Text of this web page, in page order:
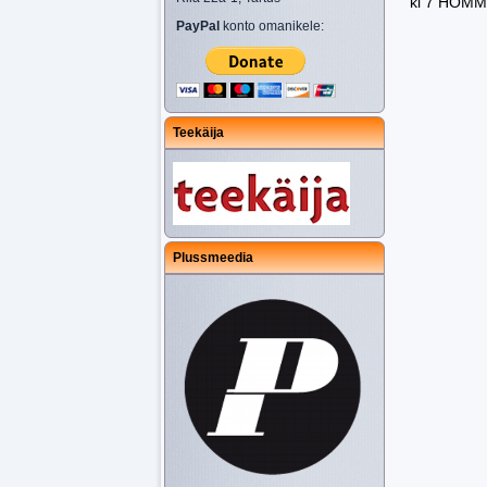
PayPal konto omanikele:
Teekäija
Plussmeedia